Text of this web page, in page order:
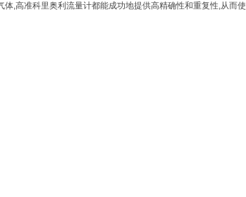
,高准科里奥利流量计都能成功地提供高精确性和重复性,从而使